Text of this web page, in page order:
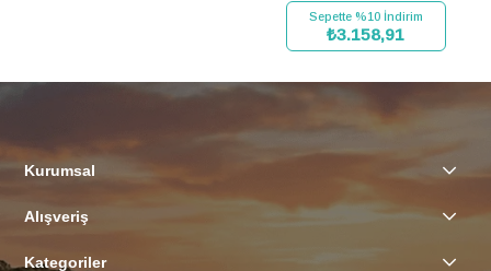
Sepette %10 İndirim
₺3.158,91
SEPETE EKLE
Kurumsal
Alışveriş
Kategoriler